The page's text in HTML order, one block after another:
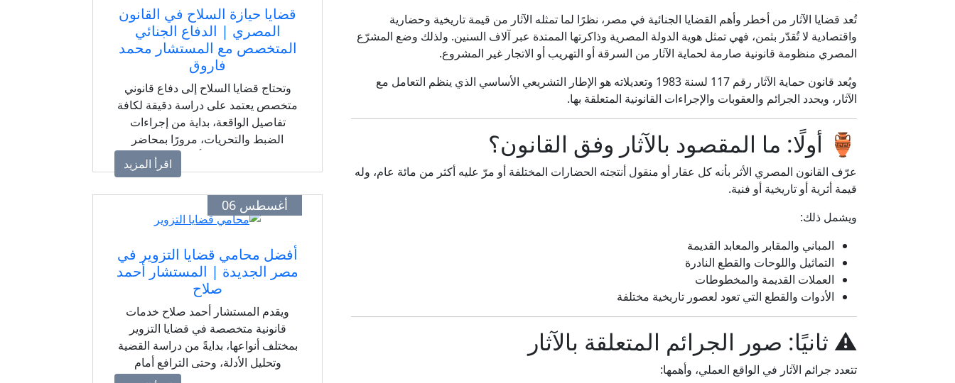
تُعد قضايا الآثار من أخطر وأهم القضايا الجنائية في مصر، نظرًا لما تمثله الآثار من قيمة تاريخية وحضارية
واقتصادية لا تُقدّر بثمن، فهي تمثل هوية الدولة المصرية وذاكرتها الممتدة عبر آلاف السنين. ولذلك وضع المشرّع
المصري منظومة قانونية صارمة لحماية الآثار من السرقة أو التهريب أو الاتجار غير المشروع.
ويُعد قانون حماية الآثار رقم 117 لسنة 1983 وتعديلاته هو الإطار التشريعي الأساسي الذي ينظم التعامل مع
الآثار، ويحدد الجرائم والعقوبات والإجراءات القانونية المتعلقة بها.
🏺 أولًا: ما المقصود بالآثار وفق القانون؟
عرّف القانون المصري الأثر بأنه كل عقار أو منقول أنتجته الحضارات المختلفة أو مرّ عليه أكثر من مائة عام، وله
قيمة أثرية أو تاريخية أو فنية.
ويشمل ذلك:
المباني والمقابر والمعابد القديمة
التماثيل واللوحات والقطع النادرة
العملات القديمة والمخطوطات
الأدوات والقطع التي تعود لعصور تاريخية مختلفة
⚠️ ثانيًا: صور الجرائم المتعلقة بالآثار
تتعدد جرائم الآثار في الواقع العملي، وأهمها:
قضايا حيازة السلاح في القانون
المصري | الدفاع الجنائي
المتخصص مع المستشار محمد
فاروق
وتحتاج قضايا السلاح إلى دفاع قانوني
متخصص يعتمد على دراسة دقيقة لكافة
تفاصيل الواقعة، بداية من إجراءات
الضبط والتحريات، مرورًا بمحاضر
الشرطة والتحقيقات أمام النيابة العامة،
وصولًا إلى مرحلة المحاكمة. فكل إجراء
في القضية قد يكون له تأثير مباشر على
موقف المتهم القانوني، مما يجعل
الاستعانة بمحامٍ جنائي لديه خبرة في هذا
النوع من القضايا خطوة أساسية للحفاظ
على الحقوق القانونية.
اقرأ المزيد
أغسطس 06
أفضل محامي قضايا التزوير في
مصر الجديدة | المستشار أحمد
صلاح
ويقدم المستشار أحمد صلاح خدمات
قانونية متخصصة في قضايا التزوير
بمختلف أنواعها، بدايةً من دراسة القضية
وتحليل الأدلة، وحتى الترافع أمام
المحاكم المختصة، مع الحرص على